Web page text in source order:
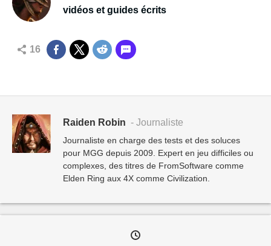
vidéos et guides écrits
16
Raiden Robin - Journaliste
Journaliste en charge des tests et des soluces
pour MGG depuis 2009. Expert en jeu difficiles ou
complexes, des titres de FromSoftware comme
Elden Ring aux 4X comme Civilization.